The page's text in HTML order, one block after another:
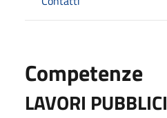
Competenze
LAVORI PUBBLICI